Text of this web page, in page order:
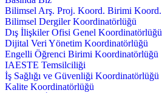
Bilimsel Arş. Proj. Koord. Birimi Koord.
Bilimsel Dergiler Koordinatörlüğü
Dış İlişkiler Ofisi Genel Koordinatörlüğü
Dijital Veri Yönetim Koordinatörlüğü
Engelli Öğrenci Birimi Koordinatörlüğü
IAESTE Temsilciliği
İş Sağlığı ve Güvenliği Koordinatörlüğü
Kalite Koordinatörlüğü